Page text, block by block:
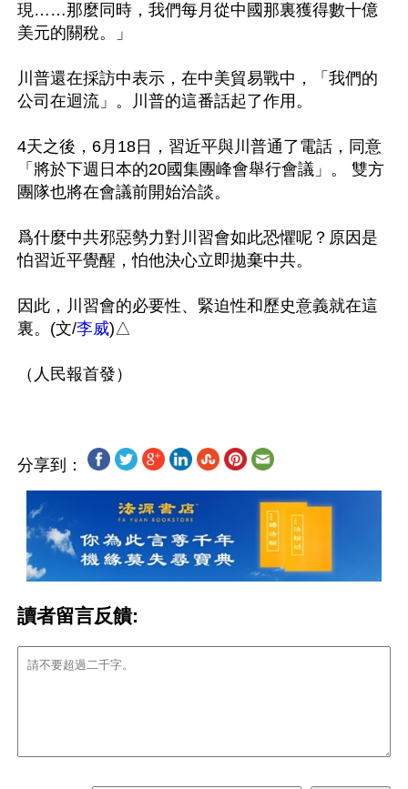
現……那麼同時，我們每月從中國那裏獲得數十億
美元的關稅。」
川普還在採訪中表示，在中美貿易戰中，「我們的
公司在迴流」。川普的這番話起了作用。
4天之後，6月18日，習近平與川普通了電話，同意
「將於下週日本的20國集團峰會舉行會議」。 雙方
團隊也將在會議前開始洽談。
爲什麼中共邪惡勢力對川習會如此恐懼呢？原因是
怕習近平覺醒，怕他決心立即拋棄中共。
因此，川習會的必要性、緊迫性和歷史意義就在這
裏。(文/李威)△
分享到：
讀者留言反饋: